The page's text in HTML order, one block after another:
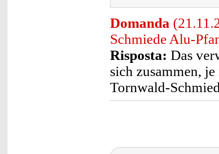
Domanda
Schmiede Alu-
Risposta: Das
sich zusammen,
Tornwald-